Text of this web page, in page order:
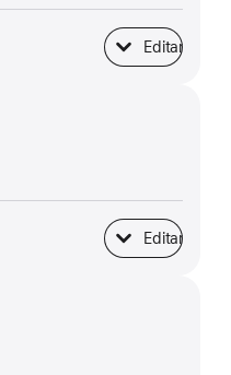
Editar
Almacenamiento
Editar
Pantalla